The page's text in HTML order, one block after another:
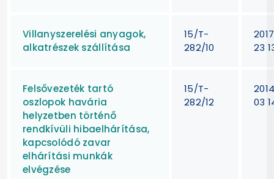
Villanyszerelési anyagok,
alkatrészek szállítása
15/T-
282/10
23
Felsővezeték tartó
oszlopok havária
helyzetben történő
rendkívüli hibaelhárítása,
kapcsolódó zavar
elhárítási munkák
elvégzése
15/T-
282/12
03